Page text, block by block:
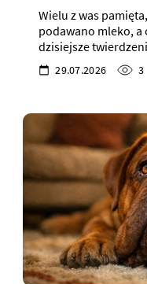
Wielu z was
podawano mleko, a
dzisiejsze
29.07.2026 3